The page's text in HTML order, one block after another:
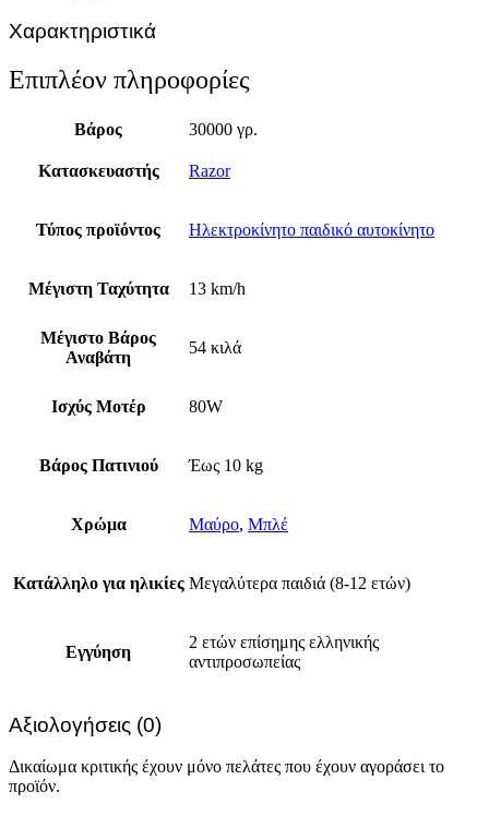
Χαρακτηριστικά
Επιπλέον πληροφορίες
Βάρος 30000 γρ.
Κατασκευαστής Razor
Τύπος προϊόντος Ηλεκτροκίνητο παιδικό αυτοκίνητο
Μέγιστη Ταχύτητα 13 km/h
Μέγιστο Βάρος
Αναβάτη
54 κιλά
Ισχύς Μοτέρ 80W
Βάρος Πατινιού Έως 10 kg
Χρώμα Μαύρο, Μπλέ
Κατάλληλο για ηλικίες Μεγαλύτερα παιδιά (8-12 ετών)
Εγγύηση
2 ετών επίσημης ελληνικής
αντιπροσωπείας
Αξιολογήσεις (0)
Δικαίωμα κριτικής έχουν μόνο πελάτες που έχουν αγοράσει το
προϊόν.